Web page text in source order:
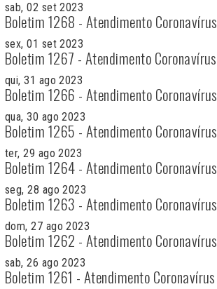
sab, 02 set 2023
Boletim 1268 - Atendimento Coronavírus
sex, 01 set 2023
Boletim 1267 - Atendimento Coronavírus
qui, 31 ago 2023
Boletim 1266 - Atendimento Coronavírus
qua, 30 ago 2023
Boletim 1265 - Atendimento Coronavírus
ter, 29 ago 2023
Boletim 1264 - Atendimento Coronavírus
seg, 28 ago 2023
Boletim 1263 - Atendimento Coronavírus
dom, 27 ago 2023
Boletim 1262 - Atendimento Coronavírus
sab, 26 ago 2023
Boletim 1261 - Atendimento Coronavírus